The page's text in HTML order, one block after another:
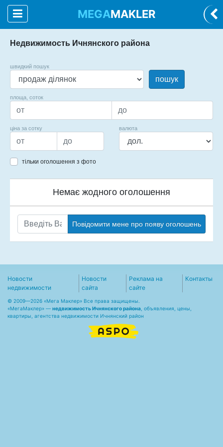
MEGAMAKLER
Недвижимость Ичнянского района
швидкий пошук
пошук
площа, соток
ціна за сотку валюта
тільки оголошення з фото
Немає жодного оголошення
Повідомити мене про появу оголошень
Новости
недвижимости
Новости
сайта
Реклама на
сайте
Контакты
© 2009—2026 «Мега Маклер» Все права защищены.
«МегаМаклер» — недвижимость Ичнянского района , объявления, цены,
квартиры, агентства недвижимости Ичнянский район